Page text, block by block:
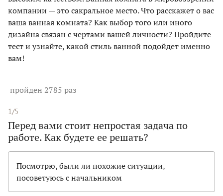
компании — это сакральное место. Что расскажет о вас
ваша ванная комната? Как выбор того или иного
дизайна связан с чертами вашей личности? Пройдите
тест и узнайте, какой стиль ванной подойдет именно
вам!
пройден 2785 раз
1/5
Перед вами стоит непростая задача по
работе. Как будете ее решать?
Посмотрю, были ли похожие ситуации,
посоветуюсь с начальником